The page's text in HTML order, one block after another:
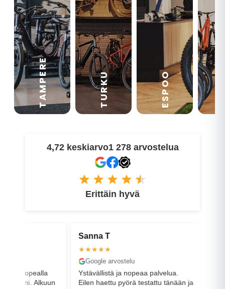
TAMPERE TURKU ESPOO
4,72 keskiarvo1 278 arvostelua
Erittäin hyvä
Alkuun
Sanna T
★★★★★
Google arvostelu
Ystävällistä ja nopeaa palvelua.
Eilen haettu pyörä testattu tänään ja
palvelu